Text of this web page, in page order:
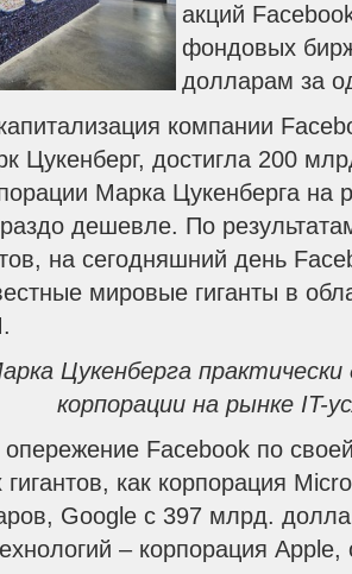
акций
фондовых
долларам за
компании
Цукенберг, достигла 200
Марка Цукенберга на
дешевле. По
на сегодняшний день
мировые гиганты в
Цукенберга практически
корпорации на рынке IT-
Facebook по
как корпорация
Google с 397 млрд.
– корпорация